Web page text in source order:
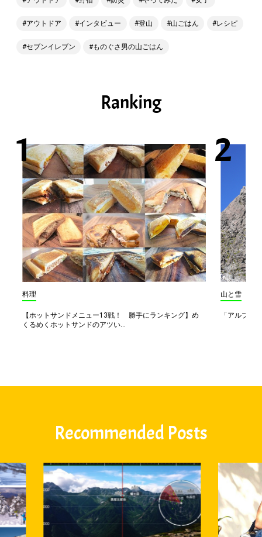
アウトドア インタビュー 登山 山ごはん レシピ
セブンイレブン ものぐさ男の山ごはん
Ranking
料理
【ホットサンドメニュー13戦！ 勝手にランキング】め
くるめくホットサンドのアツい...
山と雪
「アルプス
Recommended Posts